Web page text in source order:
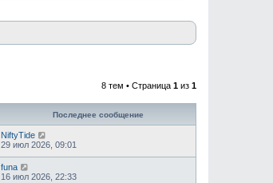
8 тем • Страница 1 из 1
Последнее сообщение
NiftyTide
29 июл 2026, 09:01
funa
16 июл 2026, 22:33